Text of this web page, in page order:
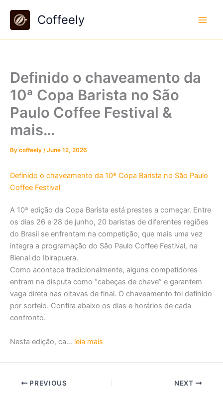
content
Coffeely
Definido o chaveamento da
10ª Copa Barista no São
Paulo Coffee Festival &
mais…
By coffeely /June 12, 2026
Definido o chaveamento da 10ª Copa Barista no São Paulo
Coffee Festival
A 10ª edição da Copa Barista está prestes a começar. Entre
os dias 26 e 28 de junho, 20 baristas de diferentes regiões
do Brasil se enfrentam na competição, que mais uma vez
integra a programação do São Paulo Coffee Festival, na
Bienal do Ibirapuera.
Como acontece tradicionalmente, alguns competidores
entram na disputa como “cabeças de chave” e garantem
vaga direta nas oitavas de final. O chaveamento foi definido
por sorteio. Confira abaixo os dias e horários de cada
confronto.
Nesta edição, ca… leia mais
PREVIOUS NEXT